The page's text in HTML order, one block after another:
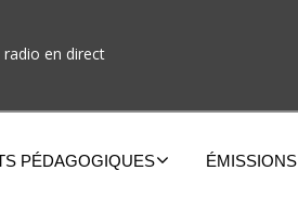
radio en direct
PÉDAGOGIQUES ÉMISSIONS